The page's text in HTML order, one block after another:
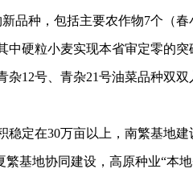
种，包括主要农作物7个（春
中硬粒小麦实现本省审定零的突
12号、青杂21号油菜品种双双
定在30万亩以上，南繁基地建
基地协同建设，高原种业“本地